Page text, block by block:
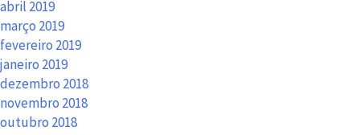
abril 2019
março 2019
fevereiro 2019
janeiro 2019
dezembro 2018
novembro 2018
outubro 2018